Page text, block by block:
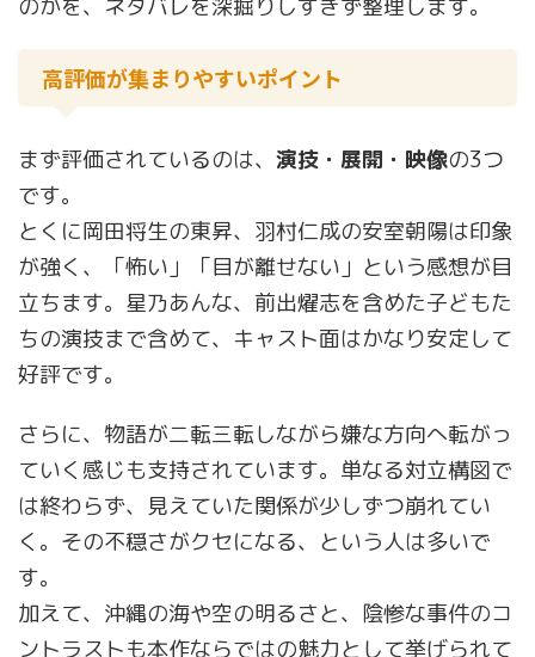
のかを、ネタバレを深掘りしすぎず整理します。
高評価が集まりやすいポイント
まず評価されているのは、 演技・展開・映像の3つ
です。
とくに岡田将生の東昇、羽村仁成の安室朝陽は印象
が強く、「怖い」「目が離せない」という感想が目
立ちます。星乃あんな、前出燿志を含めた子どもた
ちの演技まで含めて、キャスト面はかなり安定して
好評です。
さらに、物語が二転三転しながら嫌な方向へ転がっ
ていく感じも支持されています。単なる対立構図で
は終わらず、見えていた関係が少しずつ崩れてい
く。その不穏さがクセになる、という人は多いで
す。
加えて、沖縄の海や空の明るさと、陰惨な事件のコ
ントラストも本作ならではの魅力として挙げられて